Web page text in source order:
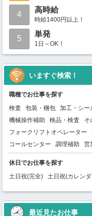
4
高時給
時給1400円以上！
5
単発
1日～OK！
いますぐ検索！
職種でお仕事を探す
検査
包装・梱包 加工・シー
機械操作補助
検品・検査 そ
フォークリフトオペレーター
コールセンター
調理補助 営
休日でお仕事を探す
土日祝(完全)
土日祝(カレン
最近見たお仕事